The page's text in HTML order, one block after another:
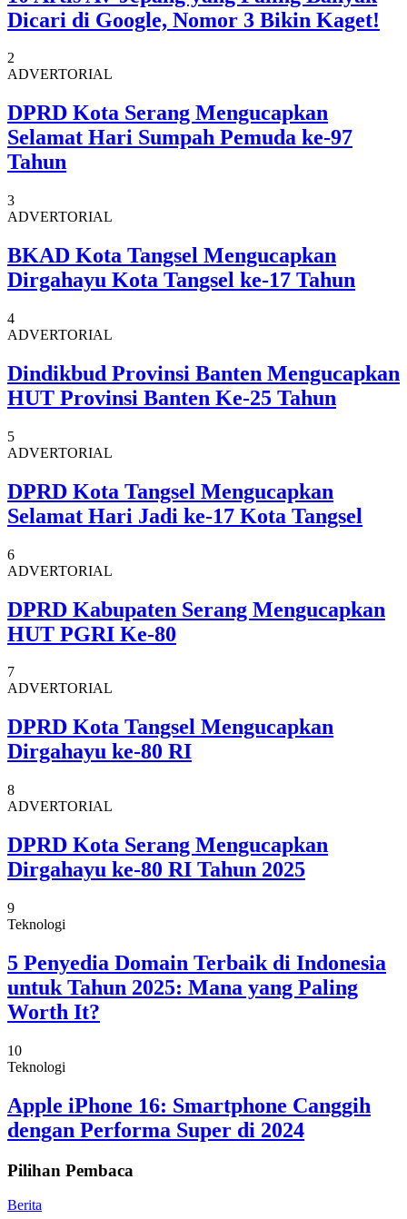
Dicari di Google, Nomor 3 Bikin Kaget!
2
ADVERTORIAL
DPRD Kota Serang Mengucapkan
Selamat Hari Sumpah Pemuda ke-97
Tahun
3
ADVERTORIAL
BKAD Kota Tangsel Mengucapkan
Dirgahayu Kota Tangsel ke-17 Tahun
4
ADVERTORIAL
Dindikbud Provinsi Banten Mengucapkan
HUT Provinsi Banten Ke-25 Tahun
5
ADVERTORIAL
DPRD Kota Tangsel Mengucapkan
Selamat Hari Jadi ke-17 Kota Tangsel
6
ADVERTORIAL
DPRD Kabupaten Serang Mengucapkan
HUT PGRI Ke-80
7
ADVERTORIAL
DPRD Kota Tangsel Mengucapkan
Dirgahayu ke-80 RI
8
ADVERTORIAL
DPRD Kota Serang Mengucapkan
Dirgahayu ke-80 RI Tahun 2025
9
Teknologi
5 Penyedia Domain Terbaik di Indonesia
untuk Tahun 2025: Mana yang Paling
Worth It?
10
Teknologi
Apple iPhone 16: Smartphone Canggih
dengan Performa Super di 2024
Pilihan Pembaca
Berita